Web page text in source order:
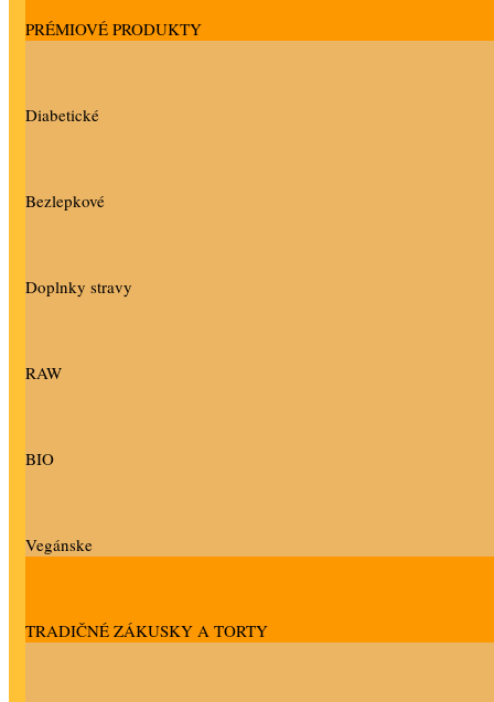
PRÉMIOVÉ PRODUKTY
Diabetické
Bezlepkové
Doplnky stravy
RAW
BIO
Vegánske
TRADIČNÉ ZÁKUSKY A TORTY